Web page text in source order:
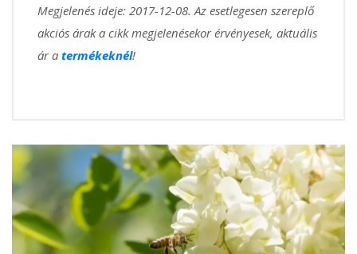
Megjelenés ideje: 2017-12-08. Az esetlegesen szereplő
akciós árak a cikk megjelenésekor érvényesek, aktuális
ár a termékeknél!